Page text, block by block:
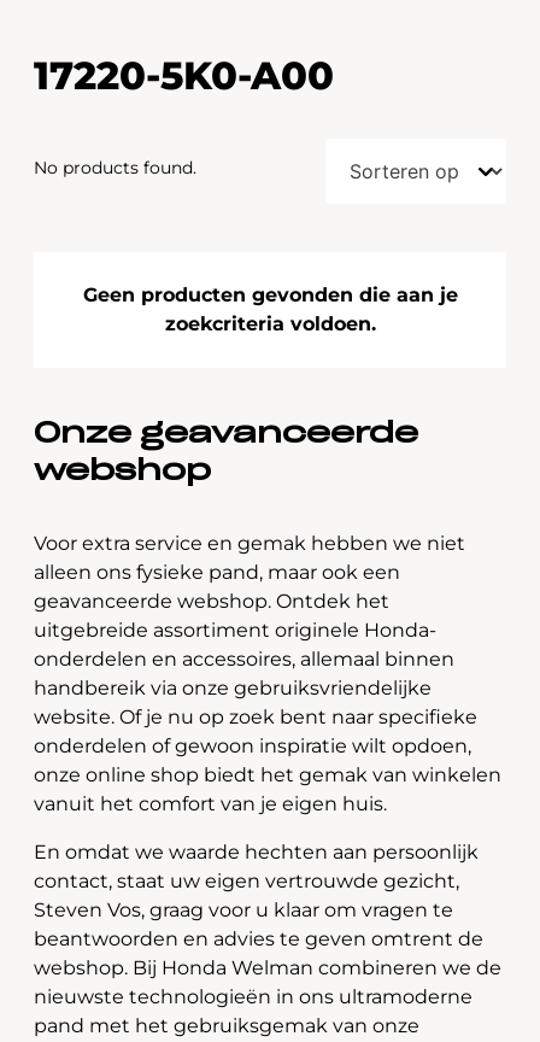
17220-5K0-A00
No products found.
Geen producten gevonden die aan je
zoekcriteria voldoen.
Onze geavanceerde
webshop
Voor extra service en gemak hebben we niet
alleen ons fysieke pand, maar ook een
geavanceerde webshop. Ontdek het
uitgebreide assortiment originele Honda-
onderdelen en accessoires, allemaal binnen
handbereik via onze gebruiksvriendelijke
website. Of je nu op zoek bent naar specifieke
onderdelen of gewoon inspiratie wilt opdoen,
onze online shop biedt het gemak van winkelen
vanuit het comfort van je eigen huis.
En omdat we waarde hechten aan persoonlijk
contact, staat uw eigen vertrouwde gezicht,
Steven Vos, graag voor u klaar om vragen te
beantwoorden en advies te geven omtrent de
webshop. Bij Honda Welman combineren we de
nieuwste technologieën in ons ultramoderne
pand met het gebruiksgemak van onze